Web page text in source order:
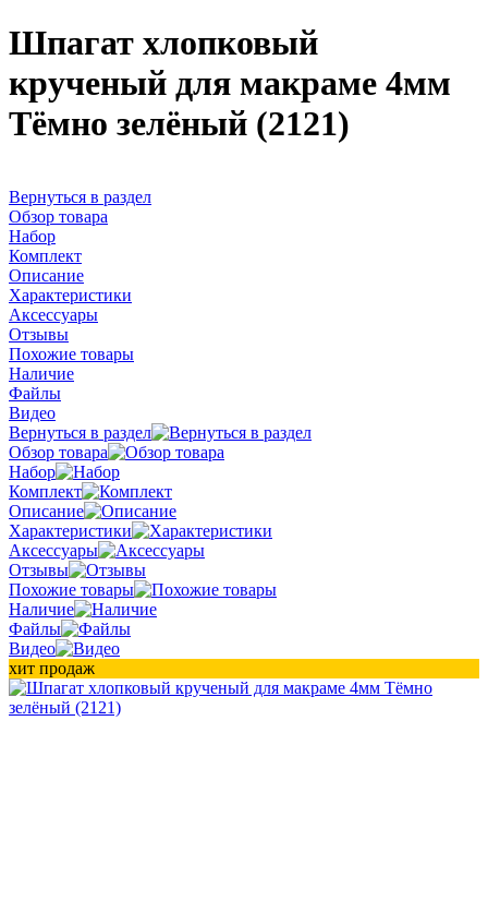
Шпагат хлопковый
крученый для макраме 4мм
Тёмно зелёный (2121)
Вернуться в раздел
Обзор товара
Набор
Комплект
Описание
Характеристики
Аксессуары
Отзывы
Похожие товары
Наличие
Файлы
Видео
Вернуться в раздел
Обзор товара
Набор
Комплект
Описание
Характеристики
Аксессуары
Отзывы
Похожие товары
Наличие
Файлы
Видео
хит продаж